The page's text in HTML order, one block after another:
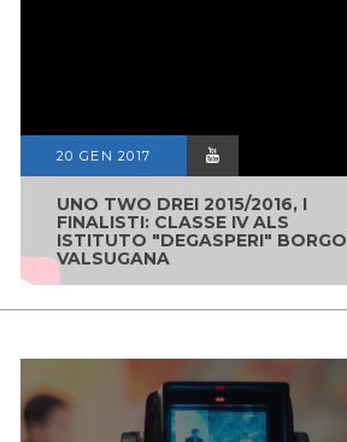
20 GEN 2017
UNO TWO DREI 2015/2016, I
FINALISTI: CLASSE IV ALS
ISTITUTO "DEGASPERI" BORGO
VALSUGANA